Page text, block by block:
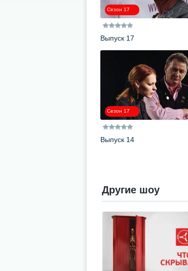
Сезон 17
Выпуск 17
Сезон 17
Выпуск 14
Другие шоу